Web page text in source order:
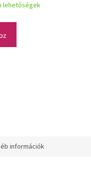
lehetőségek
információk